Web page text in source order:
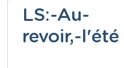
LS:-Au-
revoir,-l'été